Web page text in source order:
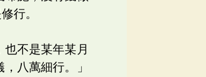
行。
不是某年某月
八萬細行。」